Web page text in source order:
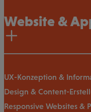
Website &
UX-Konzeption &
Design & Content-
Responsive Websites &